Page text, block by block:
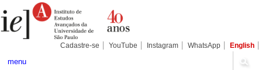
para
conteúdo.
Pessoais
Cadastre-se YouTube Instagram WhatsApp English
menu